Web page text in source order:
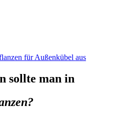
für Außenkübel aus
sollte man in